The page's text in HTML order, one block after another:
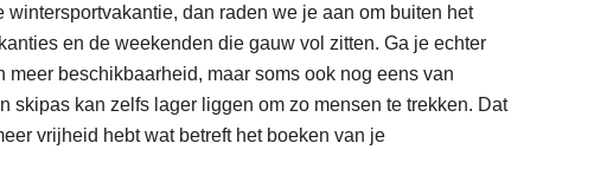
dan raden we je aan om buiten het
en de weekenden die gauw vol zitten. Ga je echter
beschikbaarheid, maar soms ook nog eens van
skipas kan zelfs lager liggen om zo mensen te trekken. Dat
vrijheid hebt wat betreft het boeken van je